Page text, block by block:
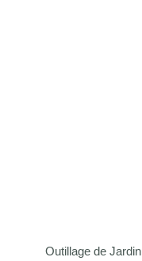
Outillage de Jardin